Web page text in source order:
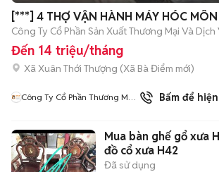
[***] 4 THỢ VẬN HÀNH MÁY HÓC MÔN
Công Ty Cổ Phần Sản Xuất Thương Mại Và Dịch
Đến 14 triệu/tháng
Xã Xuân Thới Thượng (Xã Bà Điểm mới)
Công Ty Cổ Phần Thương Mại
Bấm để
Mua bàn ghế gổ xưa
đồ cổ xưa H42
Đã sử dụng